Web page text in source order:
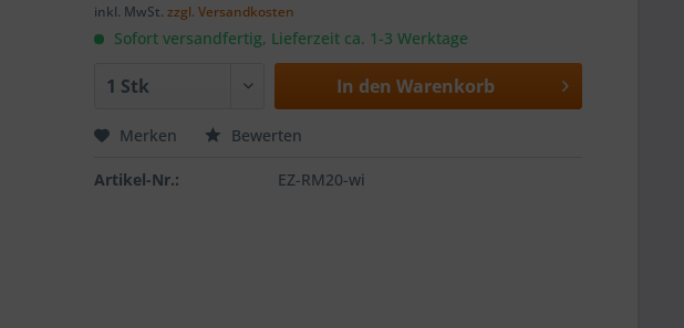
inkl. MwSt.zzgl. Versandkosten
Sofort versandfertig, Lieferzeit ca. 1-3 Werktage
In den Warenkorb
Merken Bewerten
Artikel-Nr.: EZ-RM20-wi